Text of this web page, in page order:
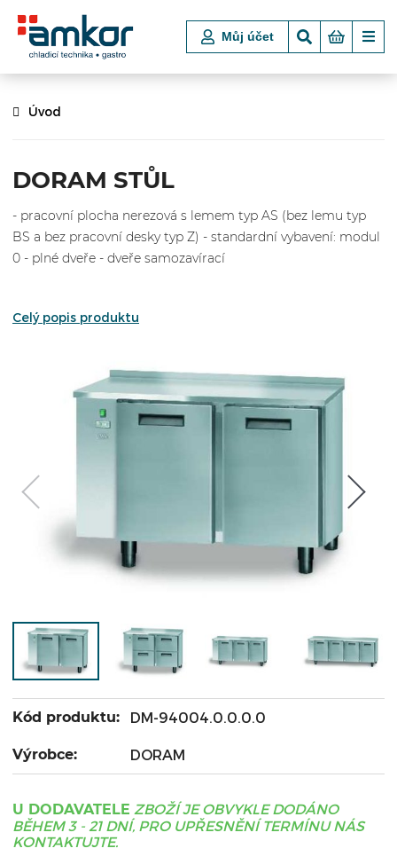
Můj účet
Úvod
DORAM STŮL
- pracovní plocha nerezová s lemem typ AS (bez lemu typ
BS a bez pracovní desky typ Z) - standardní vybavení: modul
0 - plné dveře - dveře samozavírací
Celý popis produktu
Kód produktu: DM-94004.0.0.0.0
Výrobce: DORAM
U DODAVATELE ZBOŽÍ JE OBVYKLE DODÁNO
BĚHEM 3 - 21 DNÍ, PRO UPŘESNĚNÍ TERMÍNU NÁS
KONTAKTUJTE.